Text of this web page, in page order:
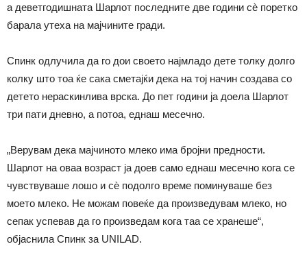
а деветгодишната Шарлот последните две години сѐ поретко
барала утеха на мајчините гради.
Спинк одлучила да го дои своето најмладо дете толку долго
колку што тоа ќе сака сметајќи дека на тој начин создава со
детето нераскинлива врска. До пет години ја доела Шарлот
три пати дневно, а потоа, еднаш месечно.
„Верувам дека мајчиното млеко има бројни предности.
Шарлот на оваа возраст ја доев само еднаш месечно кога се
чувствуваше лошо и сѐ подолго време поминуваше без
моето млеко. Не можам повеќе да произведувам млеко, но
сепак успевав да го произведам кога таа се хранеше“,
објаснила Спинк за UNILAD.